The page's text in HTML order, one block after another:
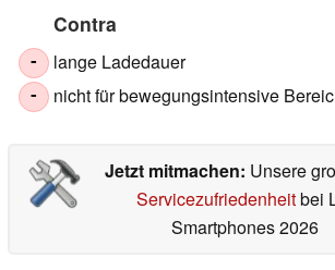
Contra
- lange Ladedauer
- nicht für bewegungsintensive
Jetzt mitmachen: Unsere
Servicezufriedenheitbei
Smartphones 2026